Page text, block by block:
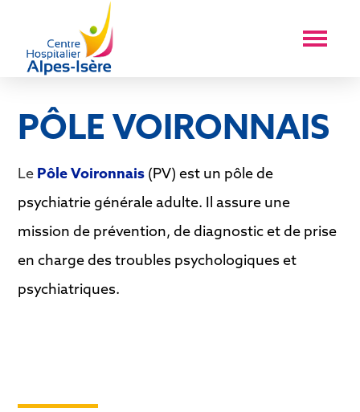
PÔLE VOIRONNAIS
Le Pôle Voironnais (PV) est un pôle de
psychiatrie générale adulte. Il assure une
mission de prévention, de diagnostic et de prise
en charge des troubles psychologiques et
psychiatriques.